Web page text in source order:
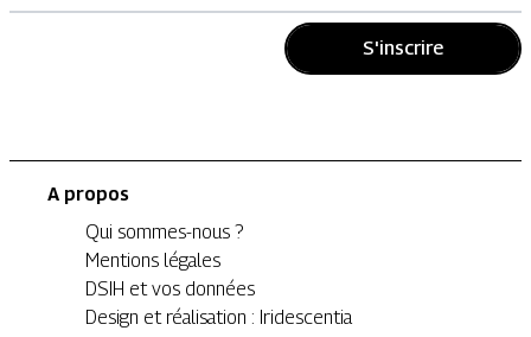
S'inscrire
A propos
Qui sommes-nous ?
Mentions légales
DSIH et vos données
Design et réalisation : Iridescentia